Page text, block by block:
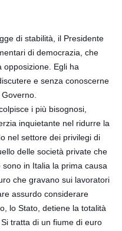
di stabilità, il Presidente
di democrazia, che
opposizione. Egli ha
e senza conoscerne
i più bisognosi,
inquietante nel ridurre la
nel settore dei privilegi di
delle società private che
in Italia la prima causa
che gravano sui lavoratori
assurdo considerare
lo Stato, detiene la totalità
tratta di un fiume di euro